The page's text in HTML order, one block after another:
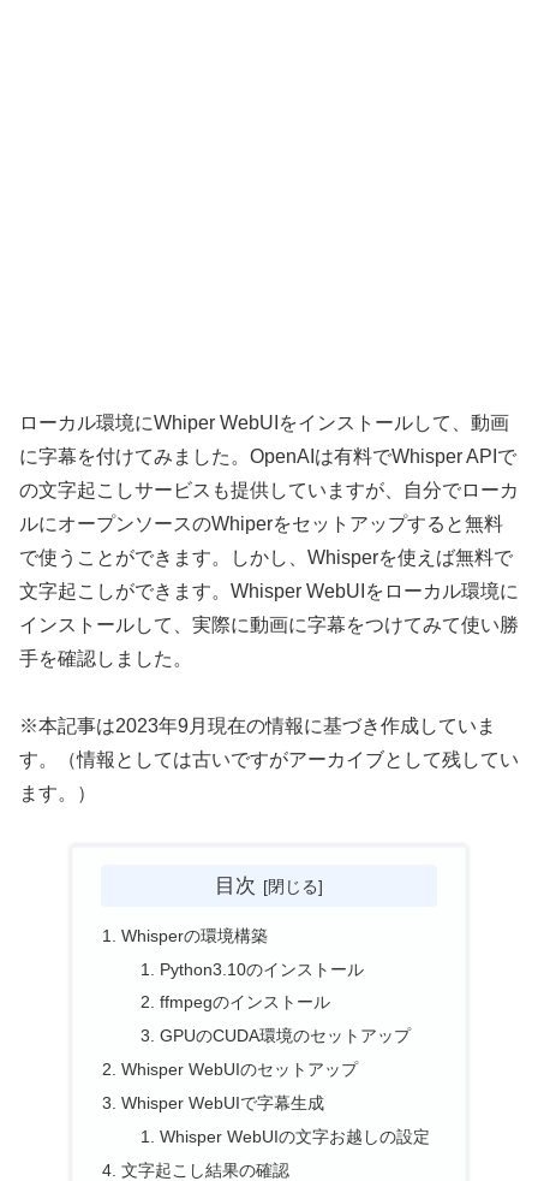
ローカル環境にWhiper WebUIをインストールして、動画
に字幕を付けてみました。OpenAIは有料でWhisper APIで
の文字起こしサービスも提供していますが、自分でローカ
ルにオープンソースのWhiperをセットアップすると無料
で使うことができます。しかし、Whisperを使えば無料で
文字起こしができます。Whisper WebUIをローカル環境に
インストールして、実際に動画に字幕をつけてみて使い勝
手を確認しました。
※本記事は2023年9月現在の情報に基づき作成していま
す。（情報としては古いですがアーカイブとして残してい
ます。）
目次
Whisperの環境構築
Python3.10のインストール
ffmpegのインストール
GPUのCUDA環境のセットアップ
Whisper WebUIのセットアップ
Whisper WebUIで字幕生成
Whisper WebUIの文字お越しの設定
文字起こし結果の確認